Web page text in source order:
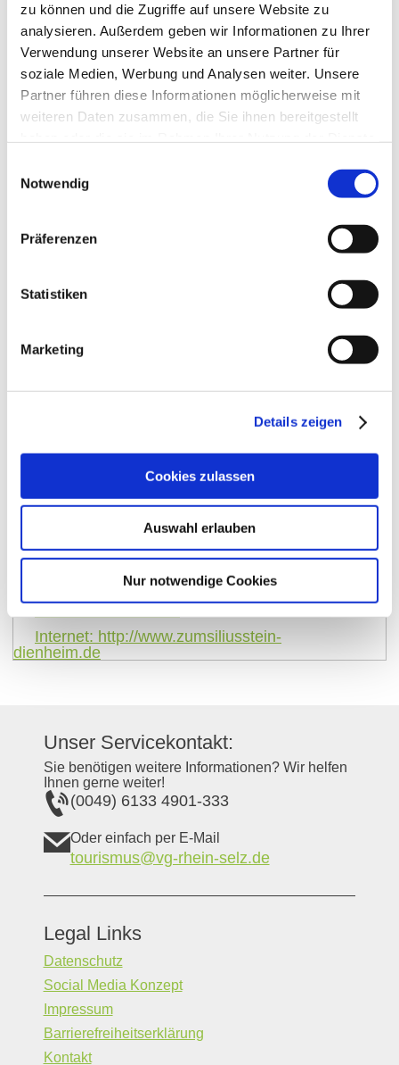
zu können und die Zugriffe auf unsere Website zu
analysieren. Außerdem geben wir Informationen zu Ihrer
Verwendung unserer Website an unsere Partner für
soziale Medien, Werbung und Analysen weiter. Unsere
Partner führen diese Informationen möglicherweise mit
weiteren Daten zusammen, die Sie ihnen bereitgestellt
Notwendig
Präferenzen
Statistiken
Marketing
Details zeigen
Cookies zulassen
Auswahl erlauben
Nur notwendige Cookies
Kontaktinformationen:
Saarstraße 37
Dienheim
Internet: http://www.zumsiliusstein-
dienheim.de
Unser Servicekontakt:
Sie benötigen weitere Informationen? Wir helfen
Ihnen gerne weiter!
(0049) 6133 4901-333
Oder einfach per E-Mail
tourismus@vg-rhein-selz.de
Legal Links
Datenschutz
Social Media Konzept
Impressum
Barrierefreiheitserklärung
Kontakt